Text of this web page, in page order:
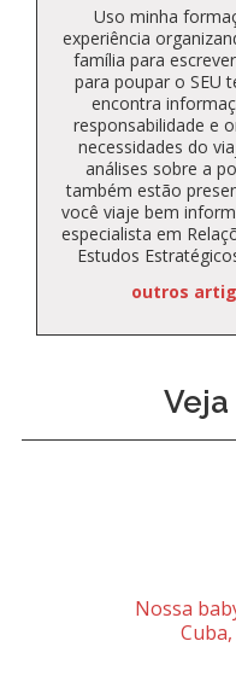
Uso minha
experiência
família para
para poupar o SEU
encontra
responsabilidade e
necessidades do
análises sobre a
também estão
você viaje bem
especialista em
Estudos
outros
Nossa